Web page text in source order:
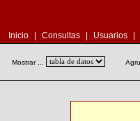
Inicio Consultas Usuarios
Mostrar ...